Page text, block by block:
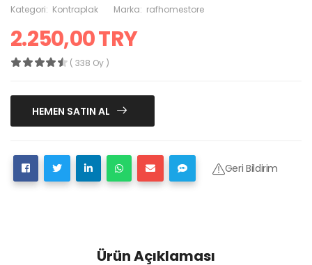
Kategori: Kontraplak Marka: rafhomestore
2.250,00 TRY
( 338 Oy )
HEMEN SATIN AL
Geri Bildirim
Ürün Açıklaması